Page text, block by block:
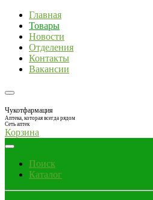
Главная
Товары
Новости
Отделения
Контакты
Вакансии
Чукотфармация
Аптека, которая всегда рядом
Сеть аптек
Корзина
Поиск
Каталог